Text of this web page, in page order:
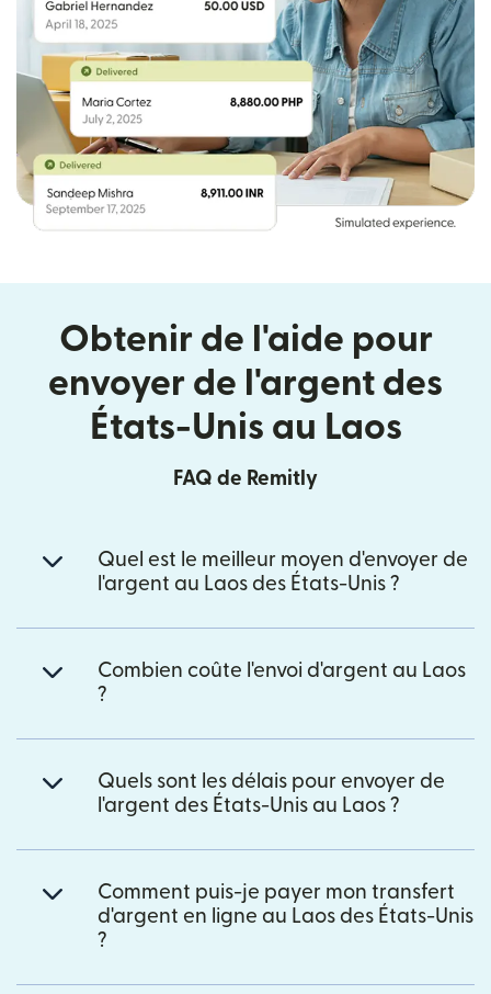
Obtenir de l'aide pour
envoyer de l'argent des
États-Unis au Laos
FAQ de Remitly
Quel est le meilleur moyen d'envoyer de
l'argent au Laos des États-Unis ?
Combien coûte l'envoi d'argent au Laos
?
Quels sont les délais pour envoyer de
l'argent des États-Unis au Laos ?
Comment puis-je payer mon transfert
d'argent en ligne au Laos des États-Unis
?